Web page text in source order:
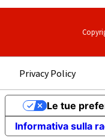
Privacy Policy
Informativa sulla
Le tue